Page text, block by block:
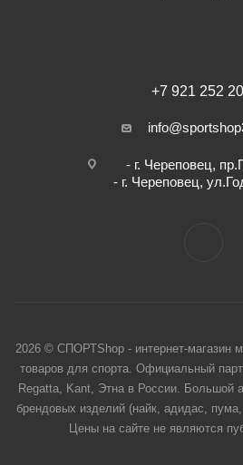
+7 921 252
- г. Череповец,
- г. Череповец,
2026 © СПОРТShop - интернет-магазин
товаров для спорта. Официальный
Regatta, Kant, Этна в России. Большой
брендовых изделий (найк, адидас,
Цены на сайте не являются